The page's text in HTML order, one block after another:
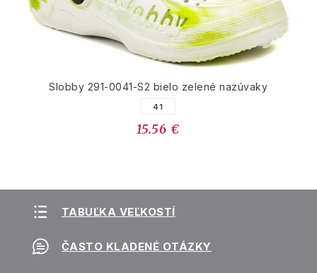
Slobby 291-0041-S2 bielo zelené nazúvaky
41
15.56 €
TABUĽKA VEĽKOSTÍ
ČASTO KLADENÉ OTÁZKY